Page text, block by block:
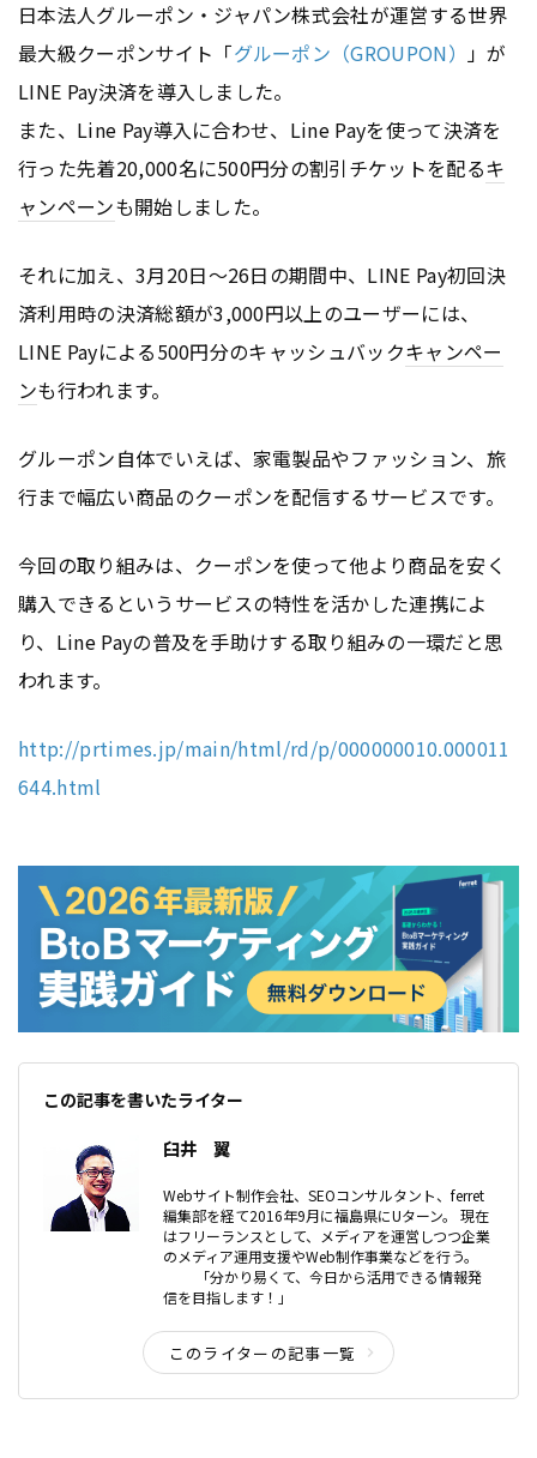
日本法人グルーポン・ジャパン株式会社が運営する世界
最大級クーポンサイト「グルーポン（GROUPON） 」が
LINE Pay決済を導入しました。
また、Line Pay導入に合わせ、Line Payを使って決済を
行った先着20,000名に500円分の割引チケットを配るキ
ャンペーンも開始しました。
それに加え、3月20日～26日の期間中、LINE Pay初回決
済利用時の決済総額が3,000円以上のユーザーには、
LINE Payによる500円分のキャッシュバックキャンペー
ンも行われます。
グルーポン自体でいえば、家電製品やファッション、旅
行まで幅広い商品のクーポンを配信するサービスです。
今回の取り組みは、クーポンを使って他より商品を安く
購入できるというサービスの特性を活かした連携によ
り、Line Payの普及を手助けする取り組みの一環だと思
われます。
http://prtimes.jp/main/html/rd/p/000000010.000011
644.html
この記事を書いたライター
臼井 翼
Webサイト制作会社、SEOコンサルタント、ferret
編集部を経て2016年9月に福島県にUターン。 現在
はフリーランスとして、メディアを運営しつつ企業
のメディア運用支援やWeb制作事業などを行う。
「分かり易くて、今日から活用できる情報発
信を目指します！」
このライターの記事一覧